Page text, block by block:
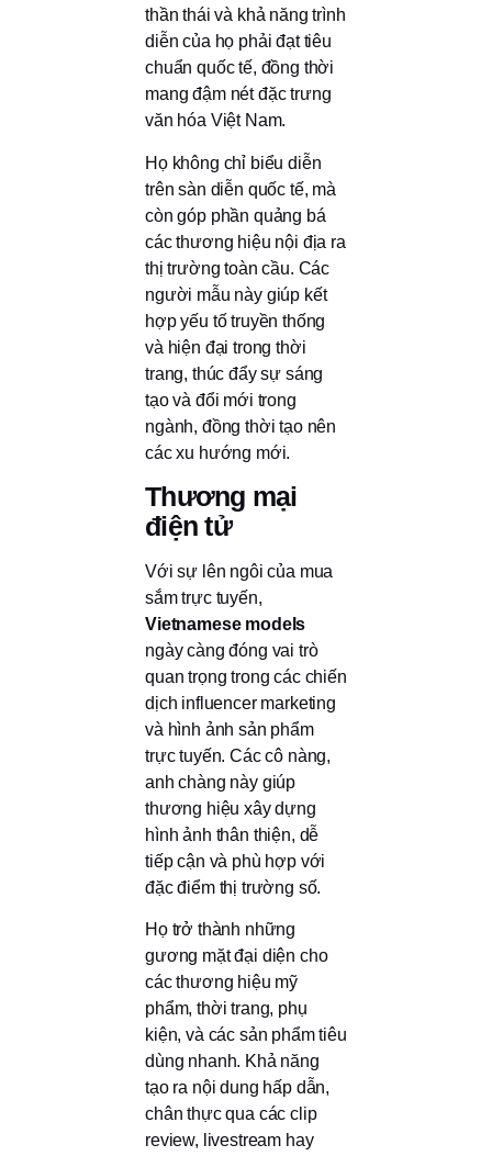
thần thái và khả năng trình
diễn của họ phải đạt tiêu
chuẩn quốc tế, đồng thời
mang đậm nét đặc trưng
văn hóa Việt Nam.
Họ không chỉ biểu diễn
trên sàn diễn quốc tế, mà
còn góp phần quảng bá
các thương hiệu nội địa ra
thị trường toàn cầu. Các
người mẫu này giúp kết
hợp yếu tố truyền thống
và hiện đại trong thời
trang, thúc đẩy sự sáng
tạo và đổi mới trong
ngành, đồng thời tạo nên
các xu hướng mới.
Thương mại
điện tử
Với sự lên ngôi của mua
sắm trực tuyến,
Vietnamese models
ngày càng đóng vai trò
quan trọng trong các chiến
dịch influencer marketing
và hình ảnh sản phẩm
trực tuyến. Các cô nàng,
anh chàng này giúp
thương hiệu xây dựng
hình ảnh thân thiện, dễ
tiếp cận và phù hợp với
đặc điểm thị trường số.
Họ trở thành những
gương mặt đại diện cho
các thương hiệu mỹ
phẩm, thời trang, phụ
kiện, và các sản phẩm tiêu
dùng nhanh. Khả năng
tạo ra nội dung hấp dẫn,
chân thực qua các clip
review, livestream hay